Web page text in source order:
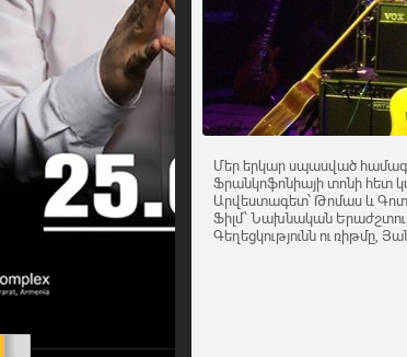
Մեր երկար սպասված
Ֆրանկոֆոնիայի տոնի հետ
Արվեստագետ՝ Թոմաս և
Ֆիլմ՝ Նախնական
Գեղեցկությունն ու ռիթմը,